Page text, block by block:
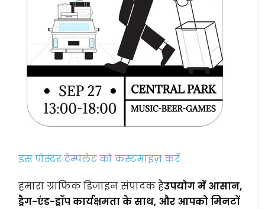
इस पोस्टर टेम्पलेट को कस्टमाइज़ करें
हमारा ग्राफिक डिज़ाइन संपादक हैउपयोग में आसान,
ड्रैग-एंड-ड्रॉप कार्यक्षमता के साथ, और आपको मिनटों